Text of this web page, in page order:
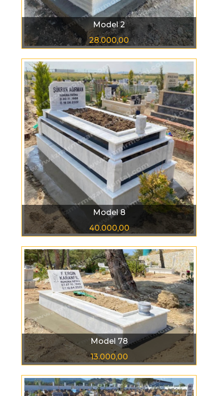
Model 2
28.000,00
Model 8
40.000,00
Model 78
13.000,00